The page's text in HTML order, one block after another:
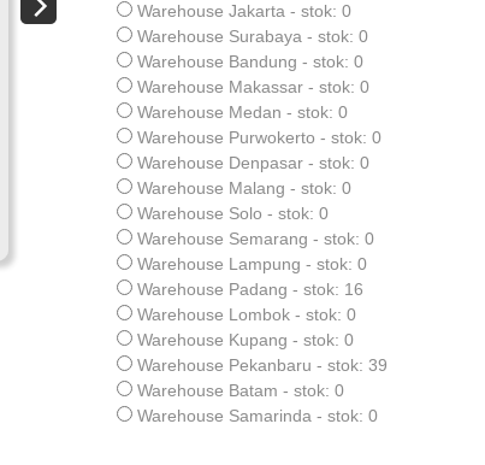
Warehouse Jakarta - stok: 0
Warehouse Surabaya - stok: 0
Warehouse Bandung - stok: 0
Warehouse Makassar - stok: 0
Warehouse Medan - stok: 0
Warehouse Purwokerto - stok: 0
Warehouse Denpasar - stok: 0
Warehouse Malang - stok: 0
Warehouse Solo - stok: 0
Warehouse Semarang - stok: 0
Warehouse Lampung - stok: 0
Warehouse Padang - stok: 16
Warehouse Lombok - stok: 0
Warehouse Kupang - stok: 0
Warehouse Pekanbaru - stok: 39
Warehouse Batam - stok: 0
Warehouse Samarinda - stok: 0